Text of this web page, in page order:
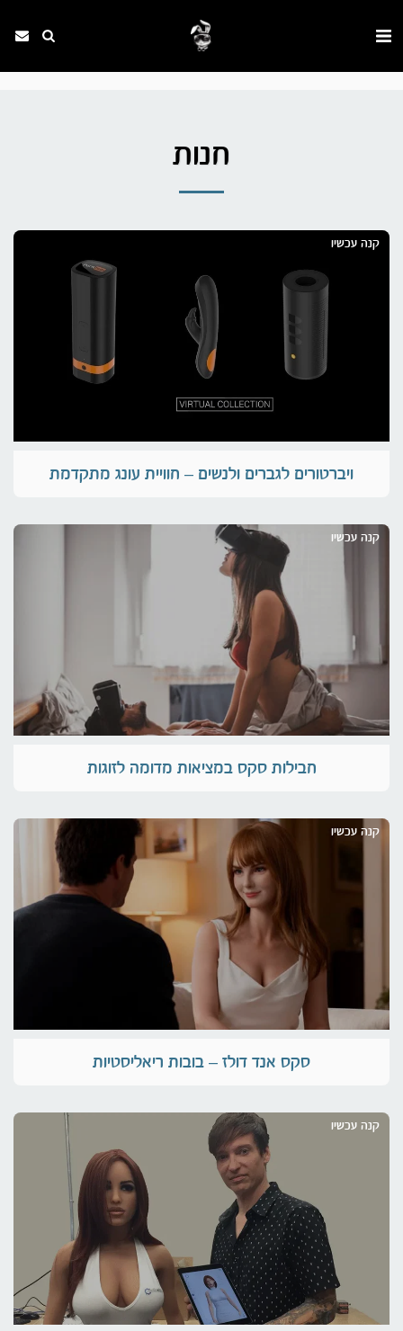
חנות
קנה עכשיו
ויברטורים לגברים ולנשים – חוויית עונג מתקדמת
קנה עכשיו
חבילות סקס במציאות מדומה לזוגות
קנה עכשיו
סקס אנד דולז – בובות ריאליסטיות
קנה עכשיו